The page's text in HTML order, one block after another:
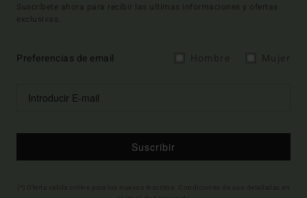
Suscríbete ahora para recibir las ultimas informaciones y ofertas
exclusivas.
Preferencias de email
Suscribir